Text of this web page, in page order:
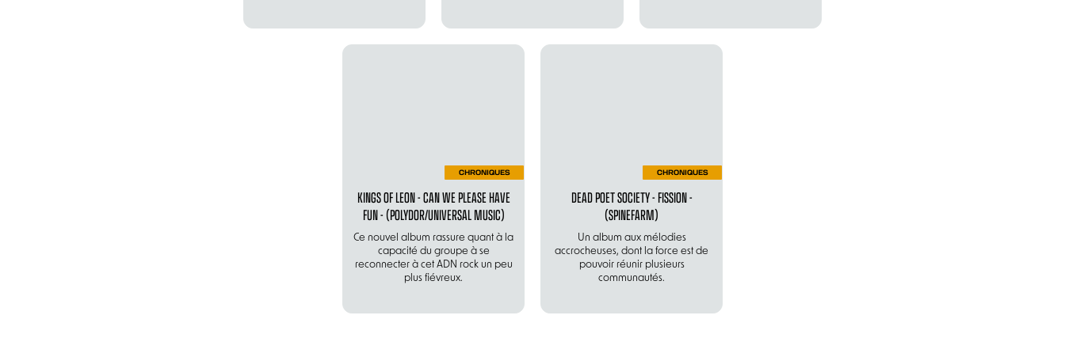
CHRONIQUES
KINGS OF LEON - CAN WE PLEASE HAVE
FUN - (POLYDOR/UNIVERSAL MUSIC)
Ce nouvel album rassure quant à la
capacité du groupe à se
reconnecter à cet ADN rock un peu
plus fiévreux.
CHRONIQUES
DEAD POET SOCIETY - FISSION -
(SPINEFARM)
Un album aux mélodies
accrocheuses, dont la force est de
pouvoir réunir plusieurs
communautés.